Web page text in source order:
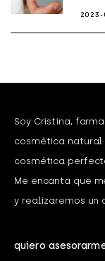
Soy Cristina,
cosmética natural
cosmética
Me encanta que
y realizaremos un
quiero